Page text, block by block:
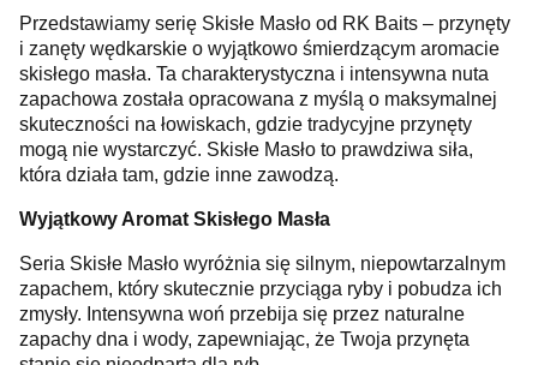
Przedstawiamy serię Skisłe Masło od RK Baits – przynęty
i zanęty wędkarskie o wyjątkowo śmierdzącym aromacie
skisłego masła. Ta charakterystyczna i intensywna nuta
zapachowa została opracowana z myślą o maksymalnej
skuteczności na łowiskach, gdzie tradycyjne przynęty
mogą nie wystarczyć. Skisłe Masło to prawdziwa siła,
która działa tam, gdzie inne zawodzą.
Wyjątkowy Aromat Skisłego Masła
Seria Skisłe Masło wyróżnia się silnym, niepowtarzalnym
zapachem, który skutecznie przyciąga ryby i pobudza ich
zmysły. Intensywna woń przebija się przez naturalne
zapachy dna i wody, zapewniając, że Twoja przynęta